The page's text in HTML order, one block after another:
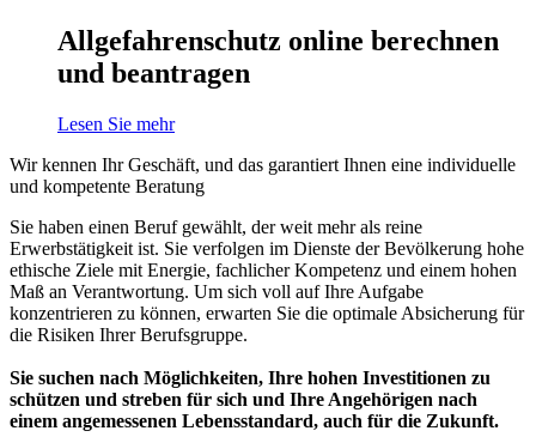
Allgefahrenschutz online berechnen
und beantragen
Lesen Sie mehr
Wir kennen Ihr Geschäft, und das garantiert Ihnen eine individuelle
und kompetente Beratung
Sie haben einen Beruf gewählt, der weit mehr als reine
Erwerbstätigkeit ist. Sie verfolgen im Dienste der Bevölkerung hohe
ethische Ziele mit Energie, fachlicher Kompetenz und einem hohen
Maß an Verantwortung. Um sich voll auf Ihre Aufgabe
konzentrieren zu können, erwarten Sie die optimale Absicherung für
die Risiken Ihrer Berufsgruppe.
Sie suchen nach Möglichkeiten, Ihre hohen Investitionen zu
schützen und streben für sich und Ihre Angehörigen nach
einem angemessenen Lebensstandard, auch für die Zukunft.